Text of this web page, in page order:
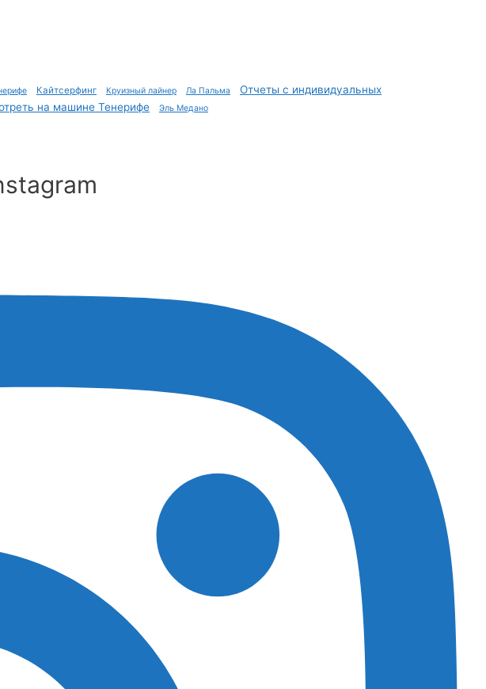
Кайтсерфинг Круизный лайнер Ла Пальма
Отчеты с индивидуальных
на машине Тенерифе Эль Медано